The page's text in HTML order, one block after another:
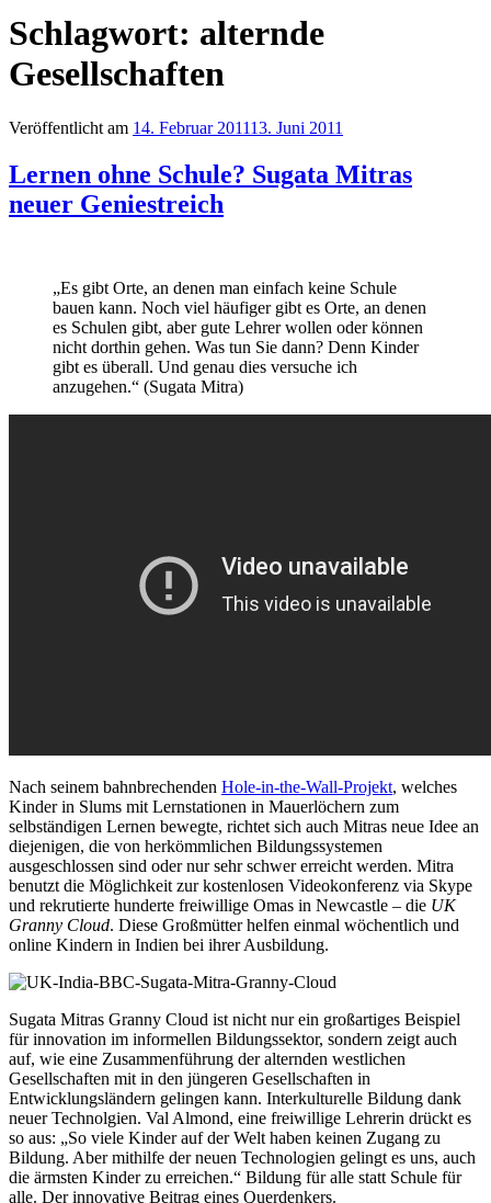
Schlagwort: alternde
Gesellschaften
Veröffentlicht am 14. Februar 201113. Juni 2011
Lernen ohne Schule? Sugata Mitras
neuer Geniestreich
„Es gibt Orte, an denen man einfach keine Schule
bauen kann. Noch viel häufiger gibt es Orte, an denen
es Schulen gibt, aber gute Lehrer wollen oder können
nicht dorthin gehen. Was tun Sie dann? Denn Kinder
gibt es überall. Und genau dies versuche ich
anzugehen.“ (Sugata Mitra)
Nach seinem bahnbrechenden Hole-in-the-Wall-Projekt, welches
Kinder in Slums mit Lernstationen in Mauerlöchern zum
selbständigen Lernen bewegte, richtet sich auch Mitras neue Idee an
diejenigen, die von herkömmlichen Bildungssystemen
ausgeschlossen sind oder nur sehr schwer erreicht werden. Mitra
benutzt die Möglichkeit zur kostenlosen Videokonferenz via Skype
und rekrutierte hunderte freiwillige Omas in Newcastle – die UK
Granny Cloud. Diese Großmütter helfen einmal wöchentlich und
online Kindern in Indien bei ihrer Ausbildung.
Sugata Mitras Granny Cloud ist nicht nur ein großartiges Beispiel
für innovation im informellen Bildungssektor, sondern zeigt auch
auf, wie eine Zusammenführung der alternden westlichen
Gesellschaften mit in den jüngeren Gesellschaften in
Entwicklungsländern gelingen kann. Interkulturelle Bildung dank
neuer Technolgien. Val Almond, eine freiwillige Lehrerin drückt es
so aus: „So viele Kinder auf der Welt haben keinen Zugang zu
Bildung. Aber mithilfe der neuen Technologien gelingt es uns, auch
die ärmsten Kinder zu erreichen.“ Bildung für alle statt Schule für
alle. Der innovative Beitrag eines Querdenkers.